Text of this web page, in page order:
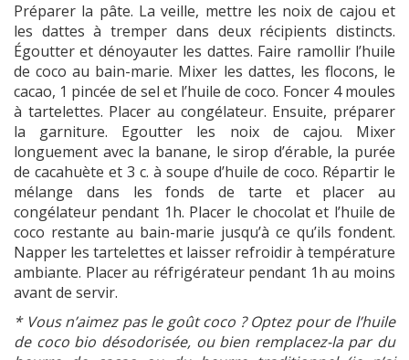
Préparer la pâte. La veille, mettre les noix de cajou et
les dattes à tremper dans deux récipients distincts.
Égoutter et dénoyauter les dattes. Faire ramollir l’huile
de coco au bain-marie. Mixer les dattes, les flocons, le
cacao, 1 pincée de sel et l’huile de coco. Foncer 4 moules
à tartelettes. Placer au congélateur. Ensuite, préparer
la garniture. Egoutter les noix de cajou. Mixer
longuement avec la banane, le sirop d’érable, la purée
de cacahuète et 3 c. à soupe d’huile de coco. Répartir le
mélange dans les fonds de tarte et placer au
congélateur pendant 1h. Placer le chocolat et l’huile de
coco restante au bain-marie jusqu’à ce qu’ils fondent.
Napper les tartelettes et laisser refroidir à température
ambiante. Placer au réfrigérateur pendant 1h au moins
avant de servir.
* Vous n’aimez pas le goût coco ? Optez pour de l’huile
de coco bio désodorisée, ou bien remplacez-la par du